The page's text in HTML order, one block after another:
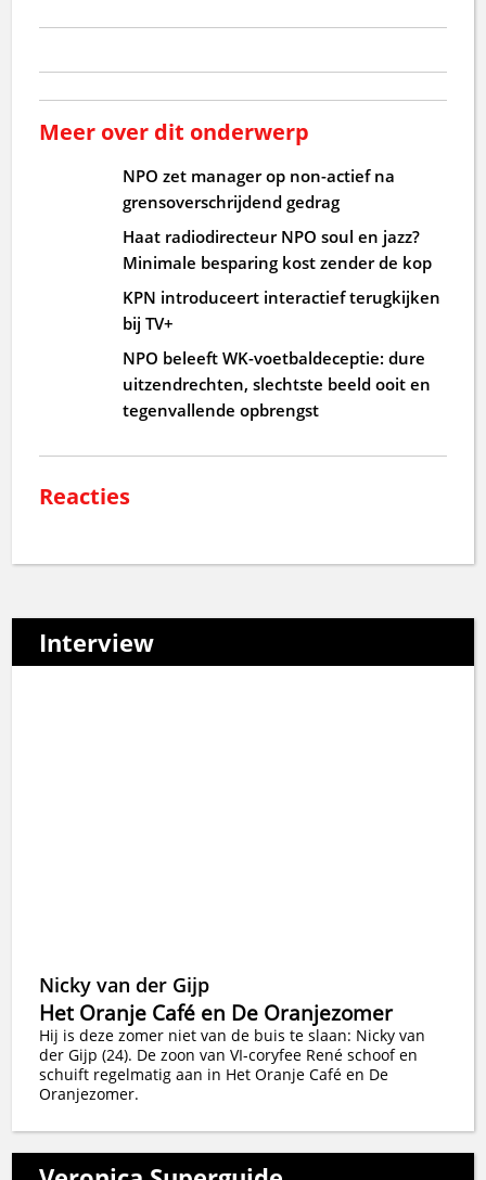
Meer over dit onderwerp
NPO zet manager op non-actief na
grensoverschrijdend gedrag
Haat radiodirecteur NPO soul en jazz?
Minimale besparing kost zender de kop
KPN introduceert interactief terugkijken
bij TV+
NPO beleeft WK-voetbaldeceptie: dure
uitzendrechten, slechtste beeld ooit en
tegenvallende opbrengst
Reacties
Interview
Nicky van der Gijp
Het Oranje Café en De Oranjezomer
Hij is deze zomer niet van de buis te slaan: Nicky van
der Gijp (24). De zoon van VI-coryfee René schoof en
schuift regelmatig aan in Het Oranje Café en De
Oranjezomer.